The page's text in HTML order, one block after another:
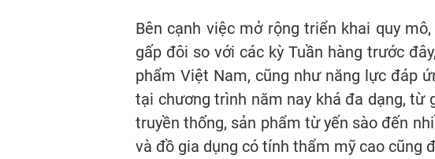
Bên cạnh việc mở rộng triển khai quy
gấp đôi so với các kỳ Tuần hàng trước
phẩm Việt Nam, cũng như năng lực đáp
tại chương trình năm nay khá đa dạng, từ
truyền thống, sản phẩm từ yến sào đến
và đồ gia dụng có tính thẩm mỹ cao cũng